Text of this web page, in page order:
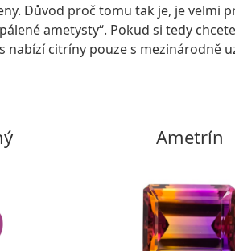
Důvod proč tomu tak je, je velmi
ametysty“. Pokud si tedy
citríny pouze s mezinárodně
Ametrín